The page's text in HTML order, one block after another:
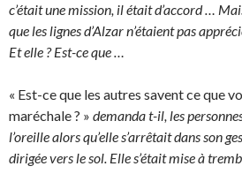
c’était une mission, il était d’accord …
que les lignes d’Alzar n’étaient pas
Et elle ? Est-ce que …
« Est-ce que les autres savent ce que
maréchale ? » demanda t-il, les
l’oreille alors qu’elle s’arrêtait dans son
dirigée vers le sol. Elle s’était mise à